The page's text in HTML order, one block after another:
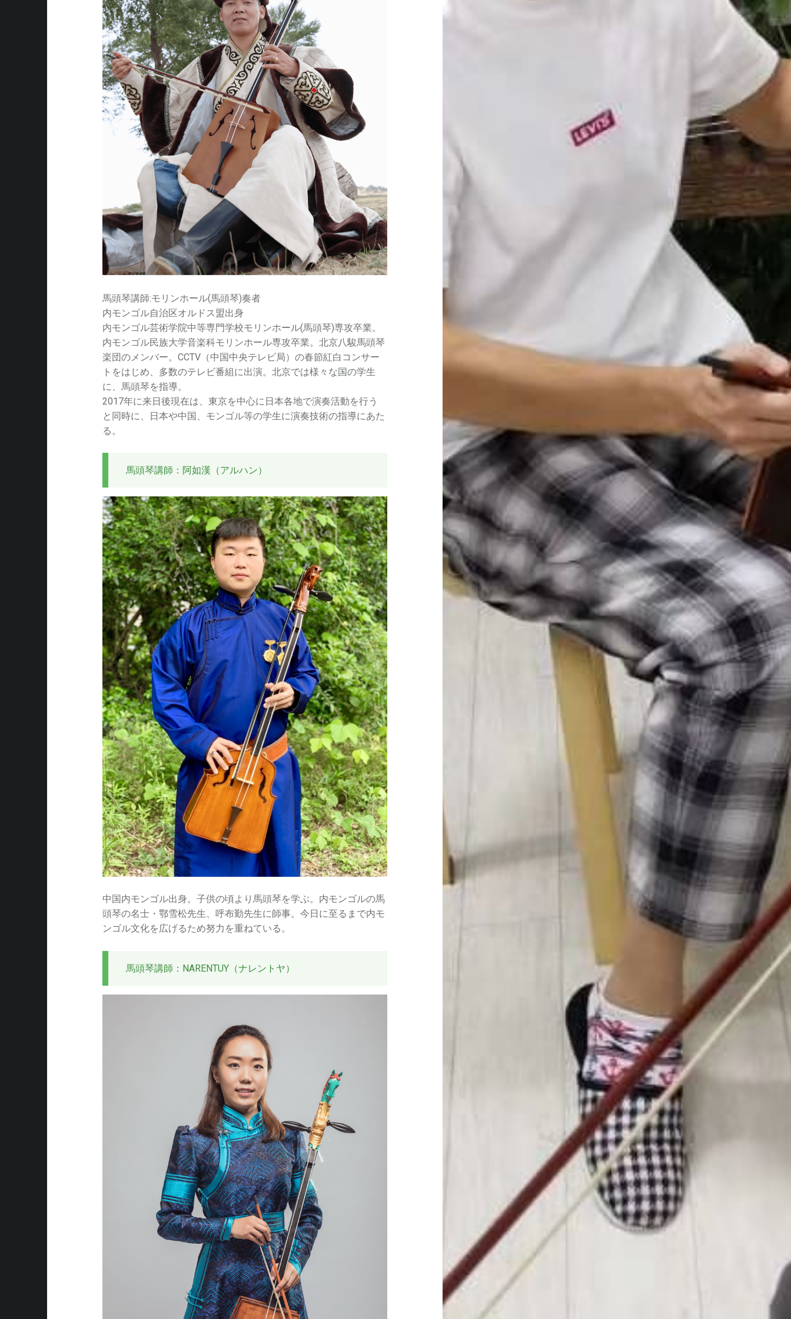
馬頭琴講師:モリンホール(馬頭琴)奏者
内モンゴル自治区オルドス盟出身
内モンゴル芸術学院中等専門学校モリンホール(馬頭琴)専攻卒業。
内モンゴル民族大学音楽科モリンホール専攻卒業。北京八駿馬頭琴
楽団のメンバー。CCTV（中国中央テレビ局）の春節紅白コンサー
トをはじめ、多数のテレビ番組に出演。北京では様々な国の学生
に、馬頭琴を指導。
2017年に来日後現在は、東京を中心に日本各地で演奏活動を行う
と同時に、日本や中国、モンゴル等の学生に演奏技術の指導にあた
る。
馬頭琴講師：阿如漢（アルハン）
中国内モンゴル出身。子供の頃より馬頭琴を学ぶ。内モンゴルの馬
頭琴の名士・鄂雪松先生、呼布勤先生に師事。今日に至るまで内モ
ンゴル文化を広げるため努力を重ねている。
馬頭琴講師：NARENTUY（ナレントヤ）